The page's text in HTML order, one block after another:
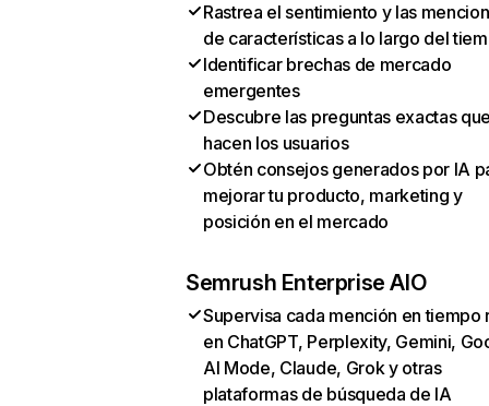
Rastrea el sentimiento y las
de características a lo largo del
Identificar brechas de mercado
emergentes
Descubre las preguntas exactas
hacen los usuarios
Obtén consejos generados por IA
mejorar tu producto, marketing y
posición en el mercado
Semrush Enterprise AIO
Supervisa cada mención en tiempo
en ChatGPT, Perplexity, Gemini,
AI Mode, Claude, Grok y otras
plataformas de búsqueda de IA